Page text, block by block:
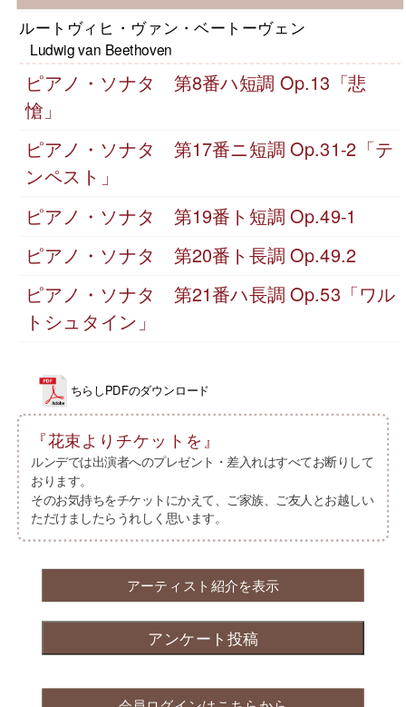
ルートヴィヒ・ヴァン・ベートーヴェン
Ludwig van Beethoven
ピアノ・ソナタ 第8番ハ短調 Op.13「悲
愴」
ピアノ・ソナタ 第17番ニ短調 Op.31-2「テ
ンペスト」
ピアノ・ソナタ 第19番ト短調 Op.49-1
ピアノ・ソナタ 第20番ト長調 Op.49.2
ピアノ・ソナタ 第21番ハ長調 Op.53「ワル
トシュタイン」
ちらしPDFのダウンロード
『花束よりチケットを』
ルンデでは出演者へのプレゼント・差入れはすべてお断りして
おります。
そのお気持ちをチケットにかえて、ご家族、ご友人とお越しい
ただけましたらうれしく思います。
アーティスト紹介を表示